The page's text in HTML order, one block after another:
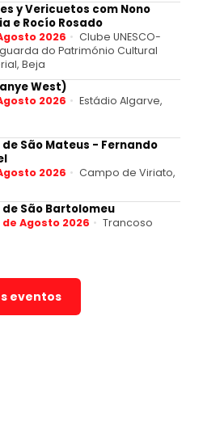
y Vericuetos com Nono
e Rocío Rosado
2026
Clube UNESCO-
do Património Cultural
Beja
West)
2026
Estádio Algarve,
de São Mateus - Fernando
2026
Campo de Viriato,
de São Bartolomeu
de Agosto 2026 Trancoso
eventos